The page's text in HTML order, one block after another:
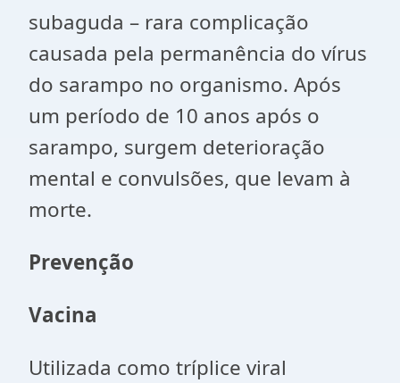
subaguda – rara complicação
causada pela permanência do vírus
do sarampo no organismo. Após
um período de 10 anos após o
sarampo, surgem deterioração
mental e convulsões, que levam à
morte.
Prevenção
Vacina
Utilizada como tríplice viral